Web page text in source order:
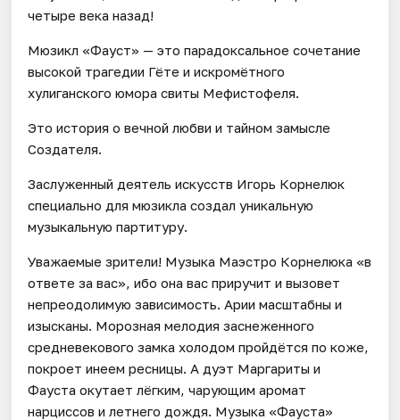
четыре века назад!
Мюзикл «Фауст» — это парадоксальное сочетание
высокой трагедии Гёте и искромётного
хулиганского юмора свиты Мефистофеля.
Это история о вечной любви и тайном замысле
Создателя.
Заслуженный деятель искусств Игорь Корнелюк
специально для мюзикла создал уникальную
музыкальную партитуру.
Уважаемые зрители! Музыка Маэстро Корнелюка «в
ответе за вас», ибо она вас приручит и вызовет
непреодолимую зависимость. Арии масштабны и
изысканы. Морозная мелодия заснеженного
средневекового замка холодом пройдётся по коже,
покроет инеем ресницы. А дуэт Маргариты и
Фауста окутает лёгким, чарующим аромат
нарциссов и летнего дождя. Музыка «Фауста»